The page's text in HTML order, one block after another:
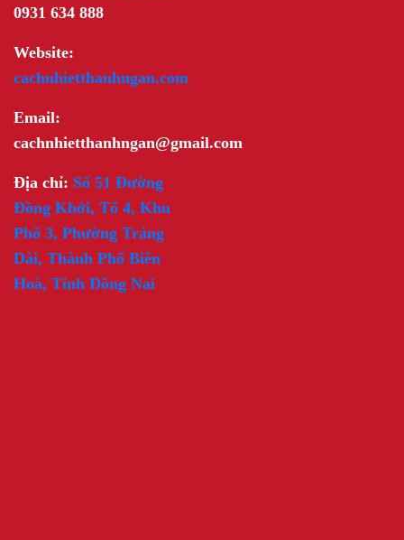
0931 634 888
Website:
cachnhietthanhngan.com
Email:
cachnhietthanhngan@gmail.com
Địa chỉ: Số 51 Đường
Đồng Khởi, Tổ 4, Khu
Phố 3, Phường Trảng
Dài, Thành Phố Biên
Hoà, Tỉnh Đồng Nai